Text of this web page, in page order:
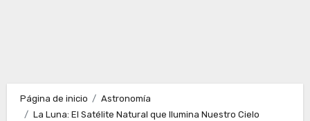
Página de inicio
Astronomía
La Luna: El Satélite Natural que Ilumina Nuestro Cielo